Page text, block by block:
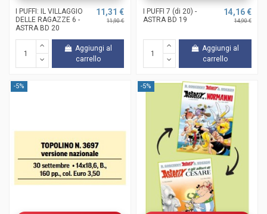
I PUFFI: IL VILLAGGIO
DELLE RAGAZZE 6 -
ASTRA BD 20
11,31 €
11,90 €
Aggiungi al
carrello
I PUFFI 7 (di 20) -
ASTRA BD 19
14,16 €
14,90 €
Aggiungi al
carrello
-5% -5%